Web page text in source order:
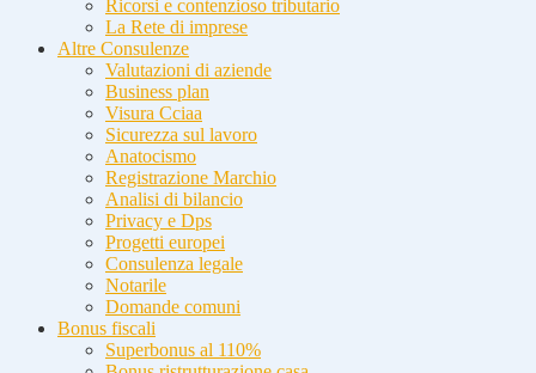
Ricorsi e contenzioso tributario
La Rete di imprese
Altre Consulenze
Valutazioni di aziende
Business plan
Visura Cciaa
Sicurezza sul lavoro
Anatocismo
Registrazione Marchio
Analisi di bilancio
Privacy e Dps
Progetti europei
Consulenza legale
Notarile
Domande comuni
Bonus fiscali
Superbonus al 110%